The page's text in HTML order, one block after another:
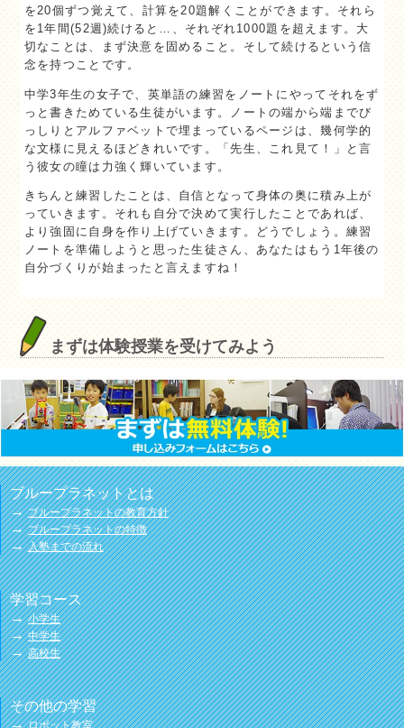
を20個ずつ覚えて、計算を20題解くことができます。それら
を1年間(52週)続けると…、それぞれ1000題を超えます。大
切なことは、まず決意を固めること。そして続けるという信
念を持つことです。
中学3年生の女子で、英単語の練習をノートにやってそれをず
っと書きためている生徒がいます。ノートの端から端までび
っしりとアルファベットで埋まっているページは、幾何学的
な文様に見えるほどきれいです。「先生、これ見て！」と言
う彼女の瞳は力強く輝いています。
きちんと練習したことは、自信となって身体の奥に積み上が
っていきます。それも自分で決めて実行したことであれば、
より強固に自身を作り上げていきます。どうでしょう。練習
ノートを準備しようと思った生徒さん、あなたはもう1年後の
自分づくりが始まったと言えますね！
まずは体験授業を受けてみよう
ブループラネットとは
→ブループラネットの教育方針
→ブループラネットの特徴
→入塾までの流れ
学習コース
→小学生
→中学生
→高校生
その他の学習
→ロボット教室